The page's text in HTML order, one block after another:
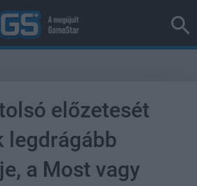
előzetesét
legdrágább
a Most vagy